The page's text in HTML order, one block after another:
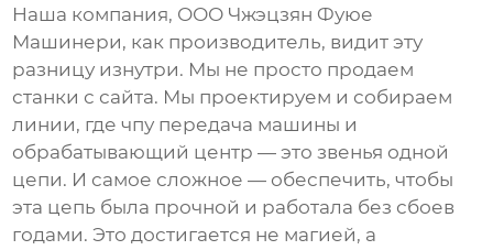
Наша компания, ООО Чжэцзян Фуюе
Машинери, как производитель, видит эту
разницу изнутри. Мы не просто продаем
станки с сайта. Мы проектируем и собираем
линии, гдечпу передача машины и
обрабатывающий центр — это звенья одной
цепи. И самое сложное — обеспечить, чтобы
эта цепь была прочной и работала без сбоев
годами. Это достигается не магией, а